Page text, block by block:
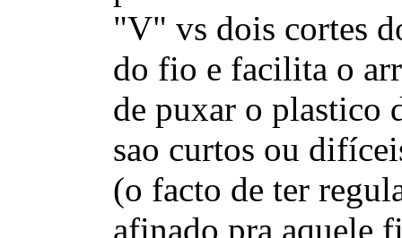
"V" vs dois cortes
do fio e facilita o
de puxar o plastico
sao curtos ou
(o facto de ter
afinado pra aquele